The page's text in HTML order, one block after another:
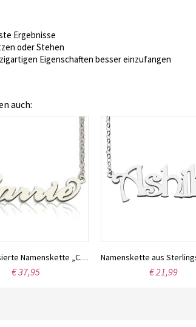
Ergebnisse
oder Stehen
Eigenschaften besser einzufangen
auch:
Personalisierte Namenskette „Carrie“ aus Sterlingsilber
€ 37,95 € 21,99